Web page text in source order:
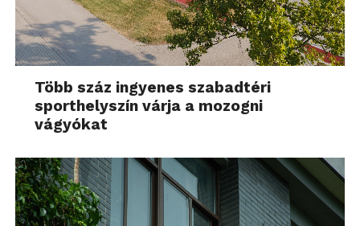
Több száz ingyenes szabadtéri
sporthelyszín várja a mozogni
vágyókat